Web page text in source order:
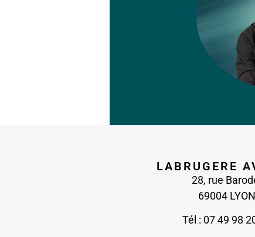
LABRUGERE
28, rue
69004 LYON
Tél : 07 49 98